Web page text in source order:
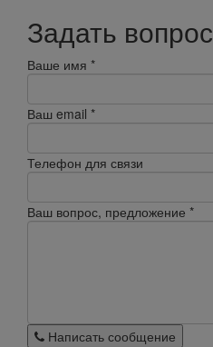
Задать вопрос
Ваше имя *
Ваш email *
Телефон для связи
Ваш вопрос, предложение *
Написать сообщение